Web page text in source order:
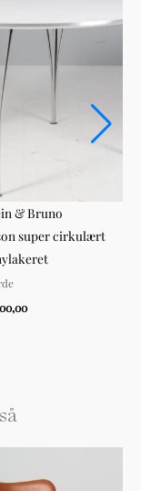
& Bruno
super cirkulært